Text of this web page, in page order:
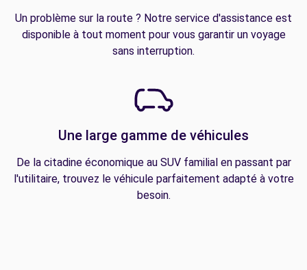
Un problème sur la route ? Notre service d'assistance est
disponible à tout moment pour vous garantir un voyage
sans interruption.
Une large gamme de véhicules
De la citadine économique au SUV familial en passant par
l'utilitaire, trouvez le véhicule parfaitement adapté à votre
besoin.